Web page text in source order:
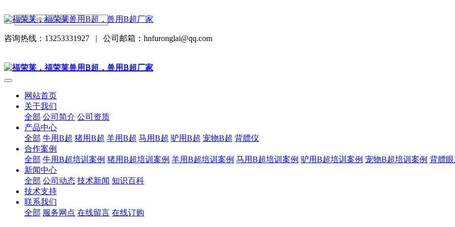
咨询热线：13253331927 | 公司邮箱：hnfuronglai@qq.com
网站首页
关于我们
全部 公司简介 公司资质
产品中心
全部 牛用B超 猪用B超 羊用B超 马用B超 驴用B超 宠物B超 背膘仪
合作案例
全部 牛用B超培训案例 猪用B超培训案例 羊用B超培训案例 马用B超培训案例 驴用B超培训案例 宠物B超培训案例 背膘
新闻中心
全部 公司动态 技术新闻 知识百科
技术支持
联系我们
全部 服务网点 在线留言 在线订购